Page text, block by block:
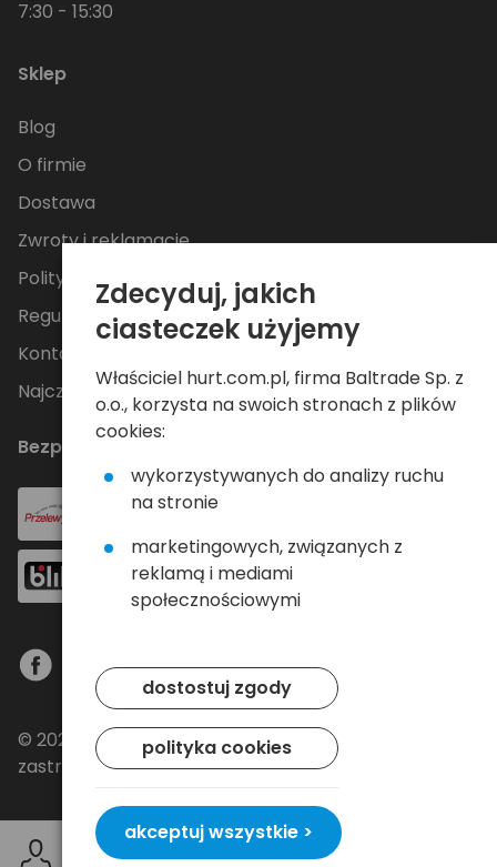
7:30 - 15:30
Sklep
Blog
O firmie
Dostawa
Zwroty i reklamacje
Polityka Prywatności
Regulamin
Kontakt
Najczęściej zadawane pytania
Bezpieczne płatności
© 2024 Baltrade sp. z o.o. - Wszelkie prawa
zastrzeżone.
Zdecyduj, jakich
ciasteczek użyjemy
Właściciel hurt.com.pl, firma Baltrade Sp. z
o.o., korzysta na swoich stronach z plików
cookies:
wykorzystywanych do analizy ruchu
na stronie
marketingowych, związanych z
reklamą i mediami
społecznościowymi
dostostuj zgody
polityka cookies
akceptuj wszystkie >